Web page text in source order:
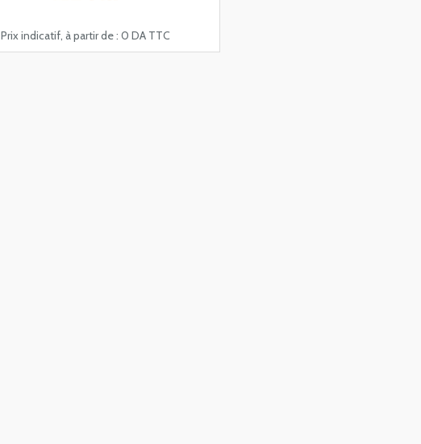
Prix indicatif, à partir de : 0 DA TTC